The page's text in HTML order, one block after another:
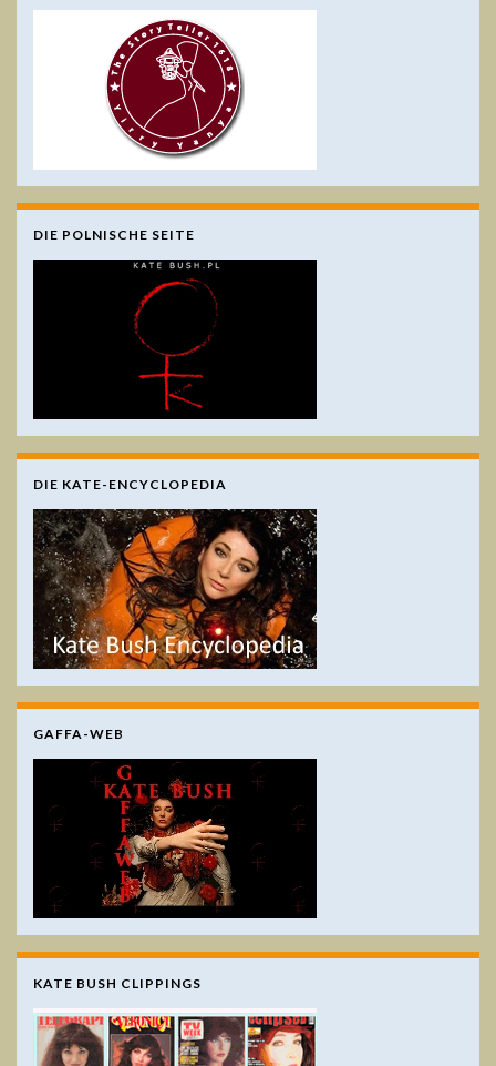
DIE POLNISCHE SEITE
DIE KATE-ENCYCLOPEDIA
GAFFA-WEB
KATE BUSH CLIPPINGS